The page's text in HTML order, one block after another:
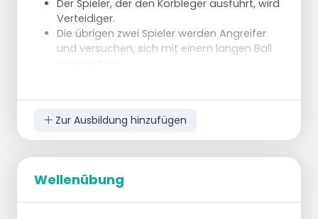
Der Spieler, der den Korbleger ausführt, wird
Verteidiger.
Die übrigen zwei Spieler werden Angreifer
und versuchen, sich mit einem langen Ball
sie fünf Liegestütze machen.
verhindern, dass die Angreifer punkten.
Zur Ausbildung hinzufügen
Wellenübung